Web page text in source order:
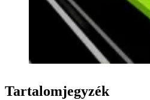
Tartalomjegyzék